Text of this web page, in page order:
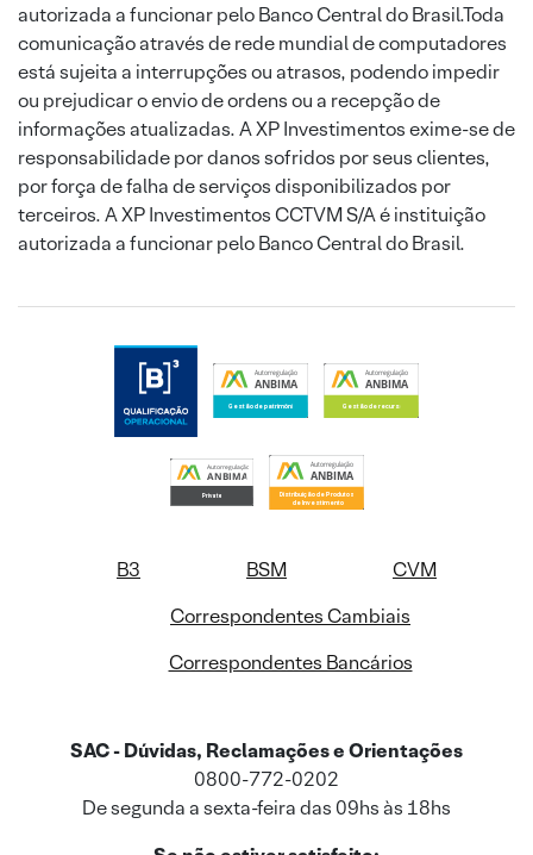
autorizada a funcionar pelo Banco Central do Brasil.Toda
comunicação através de rede mundial de computadores
está sujeita a interrupções ou atrasos, podendo impedir
ou prejudicar o envio de ordens ou a recepção de
informações atualizadas. A XP Investimentos exime-se de
responsabilidade por danos sofridos por seus clientes,
por força de falha de serviços disponibilizados por
terceiros. A XP Investimentos CCTVM S/A é instituição
autorizada a funcionar pelo Banco Central do Brasil.
B3 BSM
CVM
Correspondentes Cambiais
Correspondentes Bancários
SAC - Dúvidas, Reclamações e Orientações
0800-772-0202
De segunda a sexta-feira das 09hs às 18hs